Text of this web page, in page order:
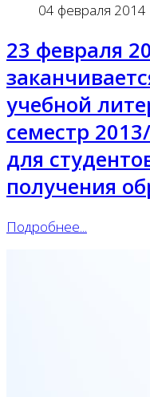
04 февраля 2014
23 февраля
учебной
семестр
для
получения
Подробнее...